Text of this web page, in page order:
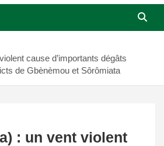
cause d’importants dégâts
de Gbènèmou et Sôrômiata
: un vent violent